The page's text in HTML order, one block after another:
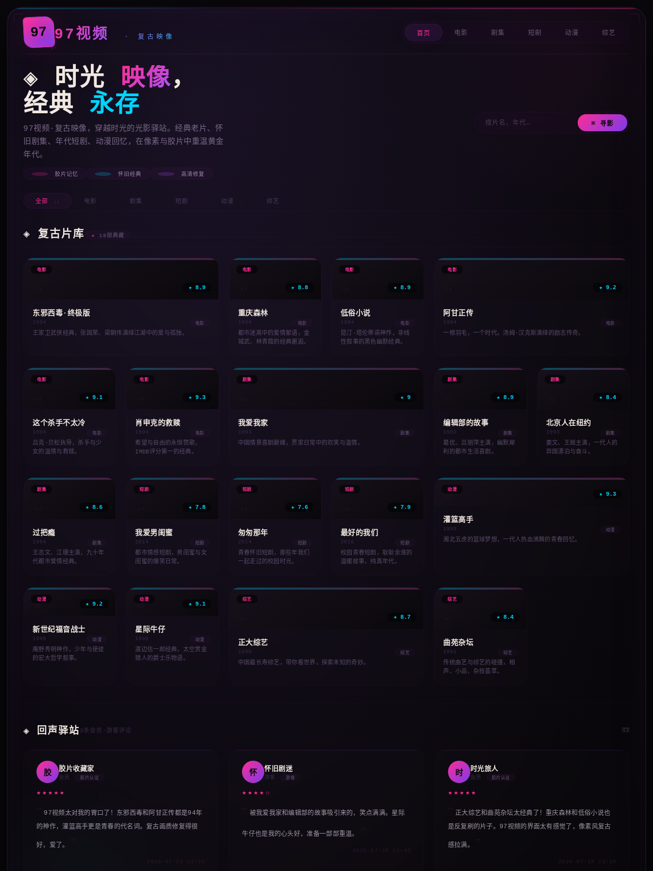
97 97视频 · 复古映像 首页 电影 剧集 短剧 动漫 综艺
◈ 时光 映像，
经典 永存
97视频·复古映像，穿越时光的光影驿站。经典老片、怀
旧剧集、年代短剧、动漫回忆，在像素与胶片中重温黄金
年代。
胶片记忆 怀旧经典 高清修复
⌘ 寻影
全部 18 电影 剧集 短剧 动漫 综艺
◈ 复古片库 ✦ 18部典藏
电影
★ 8.9
东邪西毒·终极版
1994 电影
王家卫武侠经典，张国荣、梁朝伟演绎江湖中的爱与孤独。
电影
★ 8.8
重庆森林
1994 电影
都市迷离中的爱情絮语，金
城武、林青霞的经典邂逅。
电影
★ 8.9
低俗小说
1994 电影
昆汀·塔伦蒂诺神作，非线
性叙事的黑色幽默经典。
电影
★ 9.2
阿甘正传
1994 电影
一根羽毛，一个时代。汤姆·汉克斯演绎的励志传奇。
电影
★ 9.1
这个杀手不太冷
1994 电影
吕克·贝松执导，杀手与少
女的温情与救赎。
电影
★ 9.3
肖申克的救赎
1994 电影
希望与自由的永恒赞歌，
IMDB评分第一的经典。
剧集
★ 9
我爱我家
1993 剧集
中国情景喜剧巅峰，贾家日常中的欢笑与温情。
剧集
★ 8.9
编辑部的故事
1992 剧集
葛优、吕丽萍主演，幽默犀
利的都市生活喜剧。
剧集
★ 8.4
北京人在纽约
1993 剧集
姜文、王姬主演，一代人的
异国漂泊与奋斗。
剧集
★ 8.6
过把瘾
1994 剧集
王志文、江珊主演，九十年
代都市爱情经典。
短剧
★ 7.8
我爱男闺蜜
2014 短剧
都市情感短剧，男闺蜜与女
闺蜜的爆笑日常。
短剧
★ 7.6
匆匆那年
2014 短剧
青春怀旧短剧，那些年我们
一起走过的校园时光。
短剧
★ 7.9
最好的我们
2016 短剧
校园青春短剧，耿耿余淮的
温暖故事，纯真年代。
动漫
★ 9.3
灌篮高手
1993 动漫
湘北五虎的篮球梦想，一代人热血沸腾的青春回忆。
动漫
★ 9.2
新世纪福音战士
1995 动漫
庵野秀明神作，少年与使徒
的宏大哲学叙事。
动漫
★ 9.1
星际牛仔
1998 动漫
渡边信一郎经典，太空赏金
猎人的爵士乐物语。
综艺
★ 8.7
正大综艺
1990 综艺
中国最长寿综艺，带你看世界，探索未知的奇妙。
综艺
★ 8.4
曲苑杂坛
1991 综艺
传统曲艺与综艺的碰撞，相
声、小品、杂技荟萃。
◈ 回声驿站 3条会员·游客评论 📼
胶
胶片收藏家
会员 胶片认证
★★★★★
97视频太对我的胃口了！东邪西毒和阿甘正传都是94年
的神作，灌篮高手更是青春的代名词。复古画质修复得很
好，爱了。
2026-07-20 23:20
怀
怀旧剧迷
游客 游客
★★★★☆
被我爱我家和编辑部的故事吸引来的，笑点满满。星际
牛仔也是我的心头好，准备一部部重温。
2026-07-20 21:45
时
时光旅人
会员 胶片认证
★★★★★
正大综艺和曲苑杂坛太经典了！重庆森林和低俗小说也
是反复刷的片子。97视频的界面太有感觉了，像素风复古
感拉满。
2026-07-19 23:10